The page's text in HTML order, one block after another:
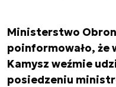
Ministerstwo
poinformowało, że
Kamysz weźmie
posiedzeniu